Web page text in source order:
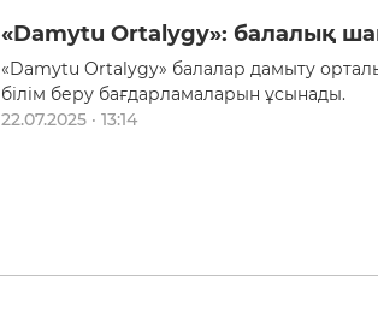
«Damytu Ortalygy»: балалық
«Damytu Ortalygy» балалар дамыту
білім беру бағдарламаларын ұсынады.
22.07.2025 · 13:14